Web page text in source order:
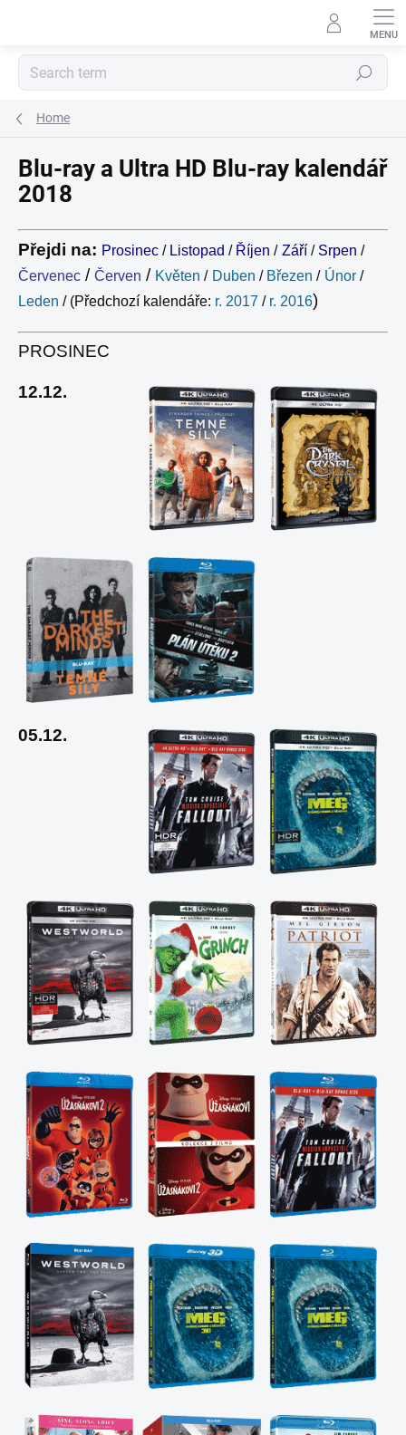
Search
Home
Blu-ray a Ultra HD Blu-ray kalendář
2018
Přejdi na: Prosinec / Listopad / Říjen / Září / Srpen /
Červenec / Červen / Květen / Duben / Březen / Únor /
Leden / (Předchozí kalendáře: r. 2017 / r. 2016)
PROSINEC
12.12.
05.12.